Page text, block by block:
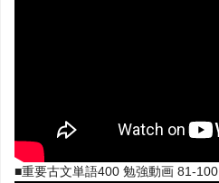
■重要古文単語400 勉強動画 81-100